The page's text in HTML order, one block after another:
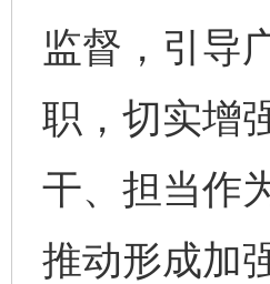
监督，引导
职，切实增
干、担当作
推动形成加
这是一记警钟！